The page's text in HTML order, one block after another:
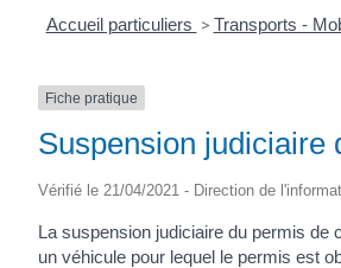
Accueil particuliers > Transports -
Fiche pratique
Suspension judiciaire
Vérifié le 21/04/2021 - Direction de
La suspension judiciaire du permis de
un véhicule pour lequel le permis est